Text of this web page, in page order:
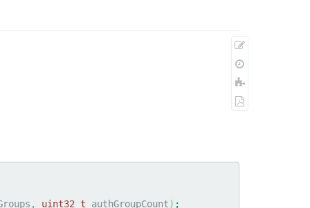
uint32_t authGroupCount) ;